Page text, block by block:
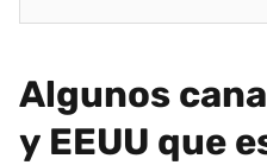
Algunos
y EEUU que